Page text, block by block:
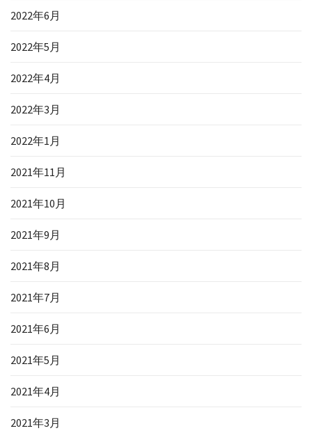
2022年6月
2022年5月
2022年4月
2022年3月
2022年1月
2021年11月
2021年10月
2021年9月
2021年8月
2021年7月
2021年6月
2021年5月
2021年4月
2021年3月